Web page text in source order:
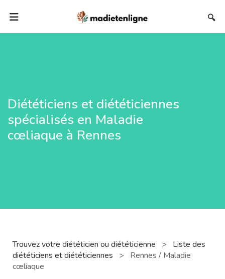
🔍
Diététiciens et diététiciennes
spécialisés en Maladie
cœliaque à Rennes
Trouvez votre diététicien ou diététicienne >
Liste des
diététiciens et diététiciennes
>
Rennes / Maladie
cœliaque